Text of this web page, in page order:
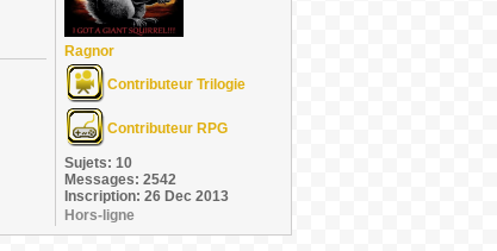
Ragnor
Contributeur Trilogie
Contributeur RPG
Sujets: 10
Messages: 2542
Inscription: 26 Dec 2013
Hors-ligne